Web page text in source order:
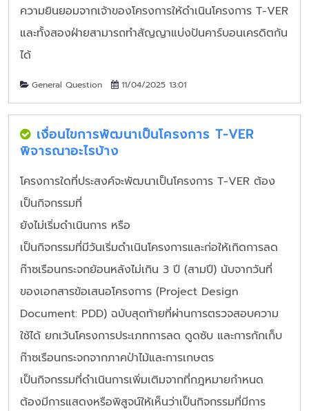
ความยินยอมจากเจ้าของโครงการให้ดำเนินโครงการ T-VER
และทั้งสองฝ่ายสามารถทำสัญญาแบ่งปันคาร์บอนเครดิตกัน
ได้
General Question 11/04/2025 13:01
เงื่อนไขการพัฒนาเป็นโครงการ T-VER
พิจารณาอะไรบ้าง
โครงการใดที่ประสงค์จะพัฒนาเป็นโครงการ T-VER ต้อง
เป็นกิจกรรมที่
ยังไม่เริ่มดำเนินการ หรือ
เป็นกิจกรรมที่มีวันเริ่มดำเนินโครงการและก่อให้เกิดการลด
ก๊าซเรือนกระจกย้อนหลังไม่เกิน 3 ปี (สามปี) นับจากวันที่
ของเอกสารข้อเสนอโครงการ (Project Design
Document: PDD) ฉบับสุดท้ายที่ผ่านการตรวจสอบความ
ใช้ได้ ยกเว้นโครงการประเภทการลด ดูดซับ และการกักเก็บ
ก๊าซเรือนกระจกจากภาคป่าไม้และการเกษตร
เป็นกิจกรรมที่ดำเนินการเพิ่มเติมจากที่กฎหมายกำหนด
ต้องมีการแสดงหรือพิสูจน์ให้เห็นว่าเป็นกิจกรรมที่มีการ